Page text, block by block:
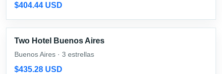
$404.44 USD
Two Hotel Buenos Aires
Buenos Aires · 3 estrellas
$435.28 USD